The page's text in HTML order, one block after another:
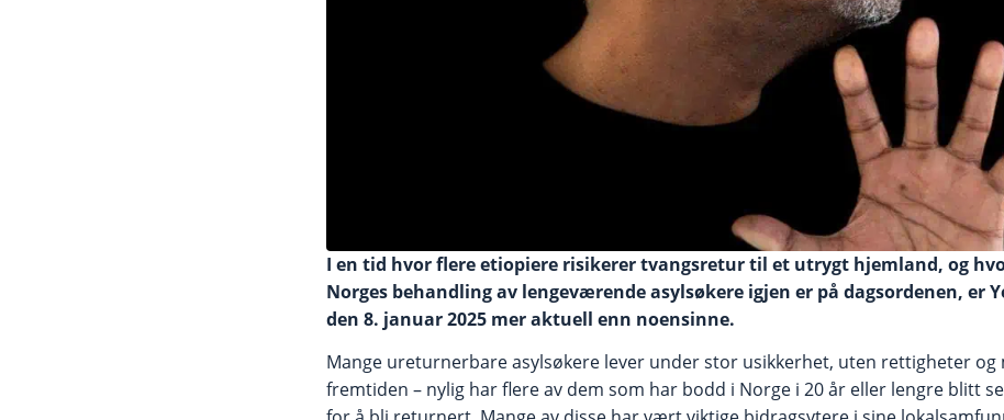
I en tid hvor flere etiopiere risikerer tvangsretur til et utrygt hjemland, og
Norges behandling av lengeværende asylsøkere igjen er på dagsordenen, er
den 8. januar 2025 mer aktuell enn noensinne.
Mange ureturnerbare asylsøkere lever under stor usikkerhet, uten rettigheter og
fremtiden – nylig har flere av dem som har bodd i Norge i 20 år eller lengre blitt